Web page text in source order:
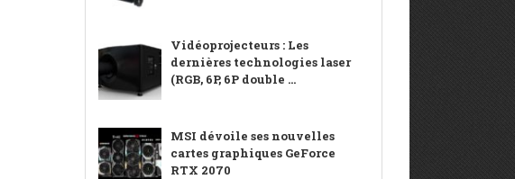
Vidéoprojecteurs : Les
dernières technologies laser
(RGB, 6P, 6P double ...
MSI dévoile ses nouvelles
cartes graphiques GeForce
RTX 2070